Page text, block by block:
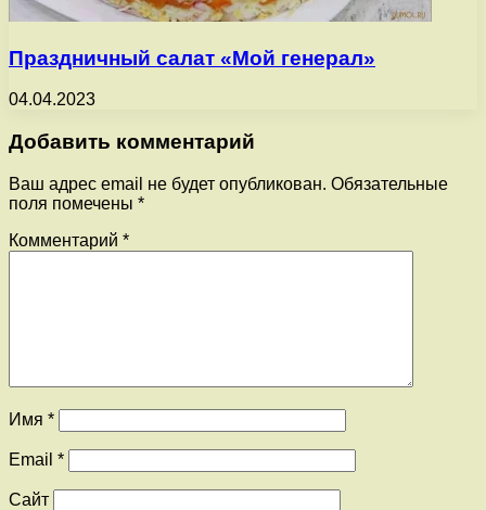
Праздничный салат «Мой генерал»
04.04.2023
Добавить комментарий
Ваш адрес email не будет опубликован. Обязательные
поля помечены *
Комментарий *
Имя *
Email *
Сайт